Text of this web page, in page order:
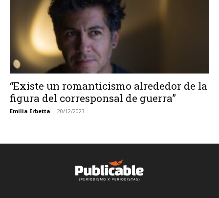
“Existe un romanticismo alrededor de la
figura del corresponsal de guerra”
Emilia Erbetta - 20/12/2023